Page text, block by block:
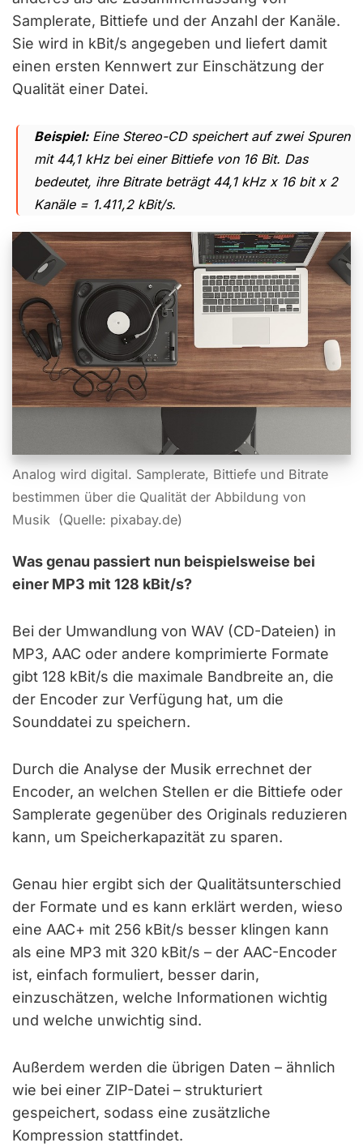
Samplerate, Bittiefe und der Anzahl der Kanäle.
Sie wird in kBit/s angegeben und liefert damit
einen ersten Kennwert zur Einschätzung der
Qualität einer Datei.
Beispiel:Eine Stereo-CD speichert auf zwei Spuren
mit 44,1 kHz bei einer Bittiefe von 16 Bit. Das
bedeutet, ihre Bitrate beträgt 44,1 kHz x 16 bit x 2
Kanäle = 1.411,2 kBit/s.
Analog wird digital. Samplerate, Bittiefe und Bitrate
bestimmen über die Qualität der Abbildung von
Musik (Quelle: pixabay.de)
Was genau passiert nun beispielsweise bei
einer MP3 mit 128 kBit/s?
Bei der Umwandlung von WAV (CD-Dateien) in
MP3, AAC oder andere komprimierte Formate
gibt 128 kBit/s die maximale Bandbreite an, die
der Encoder zur Verfügung hat, um die
Sounddatei zu speichern.
Durch die Analyse der Musik errechnet der
Encoder, an welchen Stellen er die Bittiefe oder
Samplerate gegenüber des Originals reduzieren
kann, um Speicherkapazität zu sparen.
Genau hier ergibt sich der Qualitätsunterschied
der Formate und es kann erklärt werden, wieso
eine AAC+ mit 256 kBit/s besser klingen kann
als eine MP3 mit 320 kBit/s – der AAC-Encoder
ist, einfach formuliert, besser darin,
einzuschätzen, welche Informationen wichtig
und welche unwichtig sind.
Außerdem werden die übrigen Daten – ähnlich
wie bei einer ZIP-Datei – strukturiert
gespeichert, sodass eine zusätzliche
Kompression stattfindet.